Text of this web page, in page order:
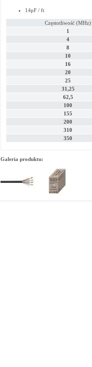
14pF / ft
Częstotliwość (MHz)
1
4
8
10
16
20
25
31,25
62,5
100
155
200
310
350
Galeria produktu: